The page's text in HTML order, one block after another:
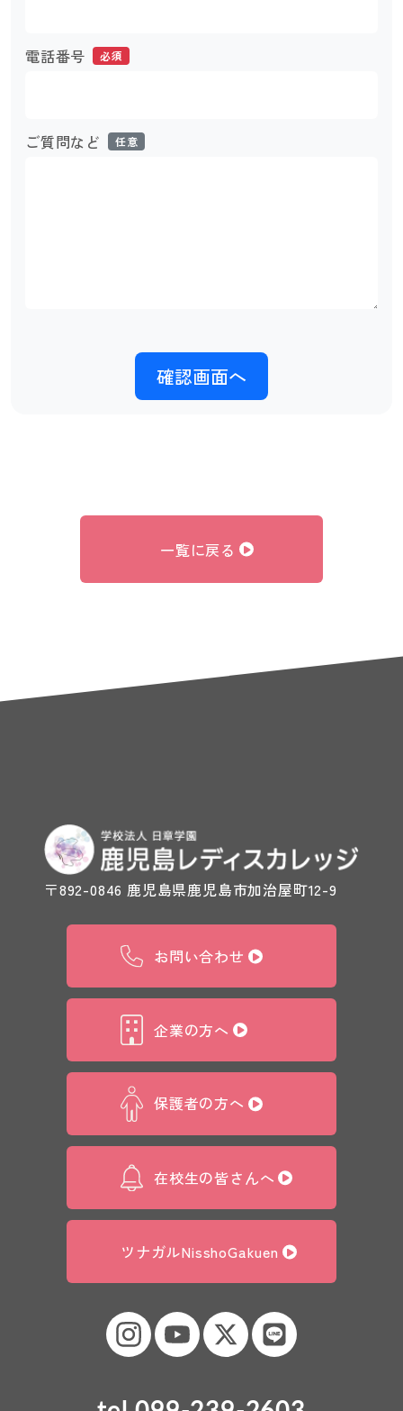
電話番号 必須
ご質問など 任意
一覧に戻る
〒892-0846 鹿児島県鹿児島市加治屋町12-9
お問い合わせ
企業の方へ
保護者の方へ
在校生の皆さんへ
ツナガルNisshoGakuen